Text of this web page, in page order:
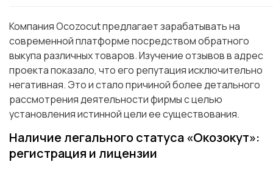
Компания Ocozocut предлагает зарабатывать на
современной платформе посредством обратного
выкупа различных товаров. Изучение отзывов в адрес
проекта показало, что его репутация исключительно
негативная. Это и стало причиной более детального
рассмотрения деятельности фирмы с целью
установления истинной цели ее существования.
Наличие легального статуса «Окозокут»:
регистрация и лицензии